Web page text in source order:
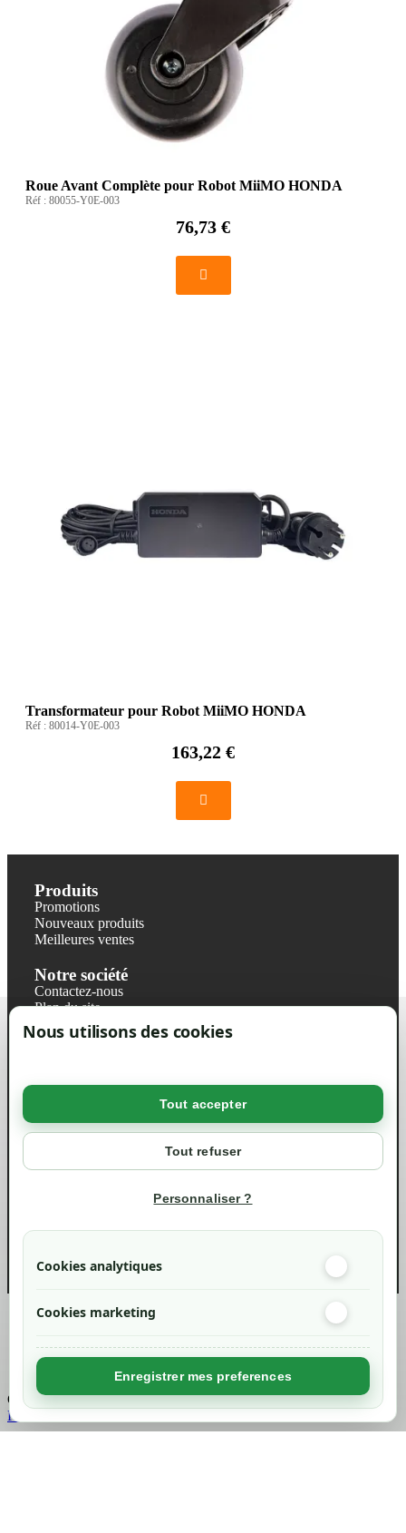
Nous utilisons des cookies
Tout accepter
Tout refuser
Personnaliser ?
Cookies analytiques
Cookies marketing
Enregistrer mes preferences
Roue Avant Complète pour Robot MiiMO HONDA
Réf : 80055-Y0E-003
76,73 €
Transformateur pour Robot MiiMO HONDA
Réf : 80014-Y0E-003
163,22 €
Produits
Promotions
Nouveaux produits
Meilleures ventes
Notre société
Contactez-nous
Plan du site
Magasin
Mentions légales
Politique de confidentialité RGPD
Votre compte
info@green-tech-shop.com
Created byNageoconcept
Chargement...
Retour en haut